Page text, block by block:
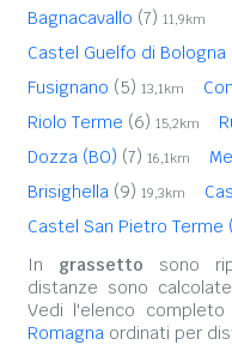
Bagnacavallo (7) 11,9km
Castel Guelfo di Bologna
Fusignano (5) 13,1km
Riolo Terme (6) 15,2km
Dozza (BO) (7) 16,1km
Brisighella (9) 19,3km
Castel San Pietro Terme
In grassetto sono
distanze sono
Vedi l'elenco completo
Romagna ordinati per